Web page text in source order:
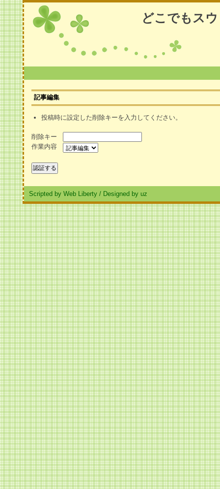
どこでもス
記事編集
投稿時に設定した削除キーを入力してください。
削除キー
作業内容
Scripted by Web Liberty / Designed by uz